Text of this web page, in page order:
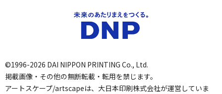
©1996-2026 DAI NIPPON PRINTING Co., Ltd.
掲載画像・その他の無断転載・転用を禁じます。
アートスケープ/artscapeは、大日本印刷株式会社が運営していま